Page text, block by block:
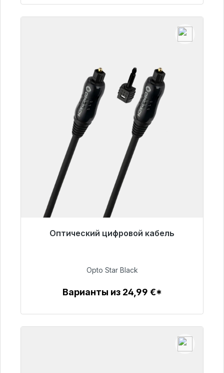
Оптический цифровой кабель
Готовы к немедленной отправке, срок
93,00 €
Opto Star Black
Варианты из 24,99 €*